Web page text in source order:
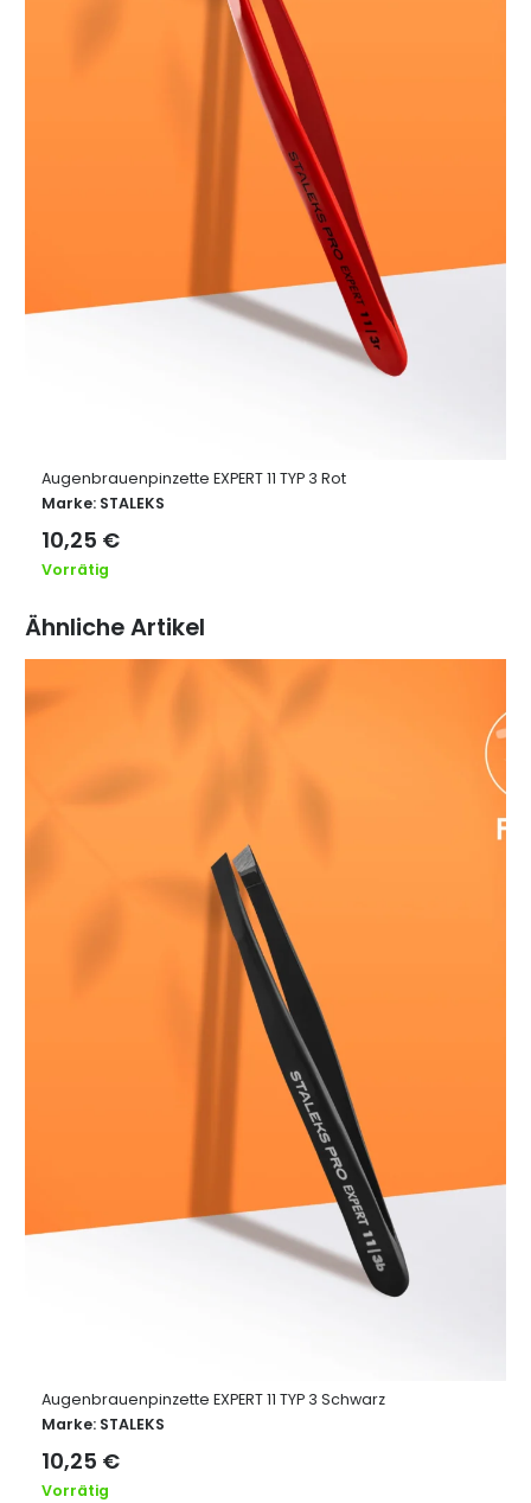
Augenbrauenpinzette EXPERT 11 TYP 3 Rot
Marke: STALEKS
10,25 €
Vorrätig
Ähnliche Artikel
Augenbrauenpinzette EXPERT 11 TYP 3 Schwarz
Marke: STALEKS
10,25 €
Vorrätig